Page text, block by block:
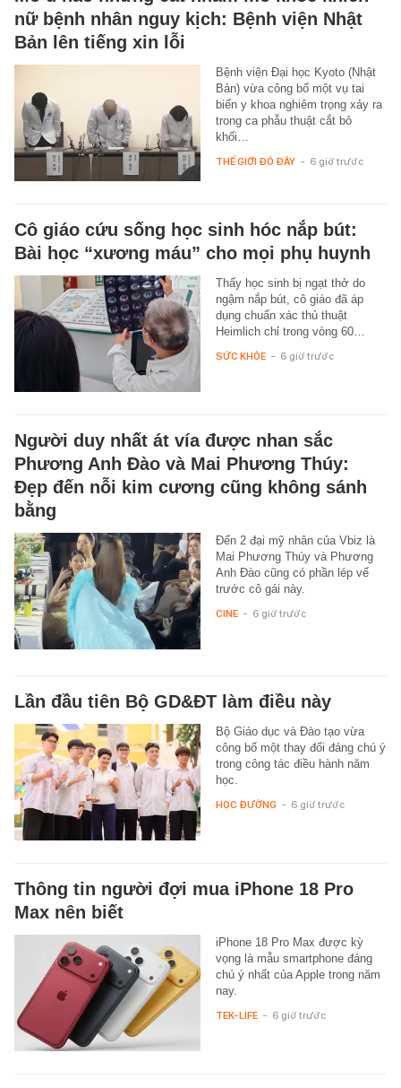
nữ bệnh nhân nguy kịch: Bệnh viện Nhật
Bản lên tiếng xin lỗi
Bệnh viện Đại học Kyoto (Nhật
Bản) vừa công bố một vụ tai
biến y khoa nghiêm trọng xảy ra
trong ca phẫu thuật cắt bỏ
khối…
THẾ GIỚI ĐÓ ĐÂY - 6 giờ trước
Cô giáo cứu sống học sinh hóc nắp bút:
Bài học “xương máu” cho mọi phụ huynh
Thấy học sinh bị ngạt thở do
ngậm nắp bút, cô giáo đã áp
dụng chuẩn xác thủ thuật
Heimlich chỉ trong vòng 60…
SỨC KHỎE - 6 giờ trước
Người duy nhất át vía được nhan sắc
Phương Anh Đào và Mai Phương Thúy:
Đẹp đến nỗi kim cương cũng không sánh
bằng
Đến 2 đại mỹ nhân của Vbiz là
Mai Phương Thúy và Phương
Anh Đào cũng có phần lép vế
trước cô gái này.
CINE - 6 giờ trước
Lần đầu tiên Bộ GD&ĐT làm điều này
Bộ Giáo dục và Đào tạo vừa
công bố một thay đổi đáng chú ý
trong công tác điều hành năm
học.
HỌC ĐƯỜNG - 6 giờ trước
Thông tin người đợi mua iPhone 18 Pro
Max nên biết
iPhone 18 Pro Max được kỳ
vọng là mẫu smartphone đáng
chú ý nhất của Apple trong năm
nay.
TEK-LIFE - 6 giờ trước